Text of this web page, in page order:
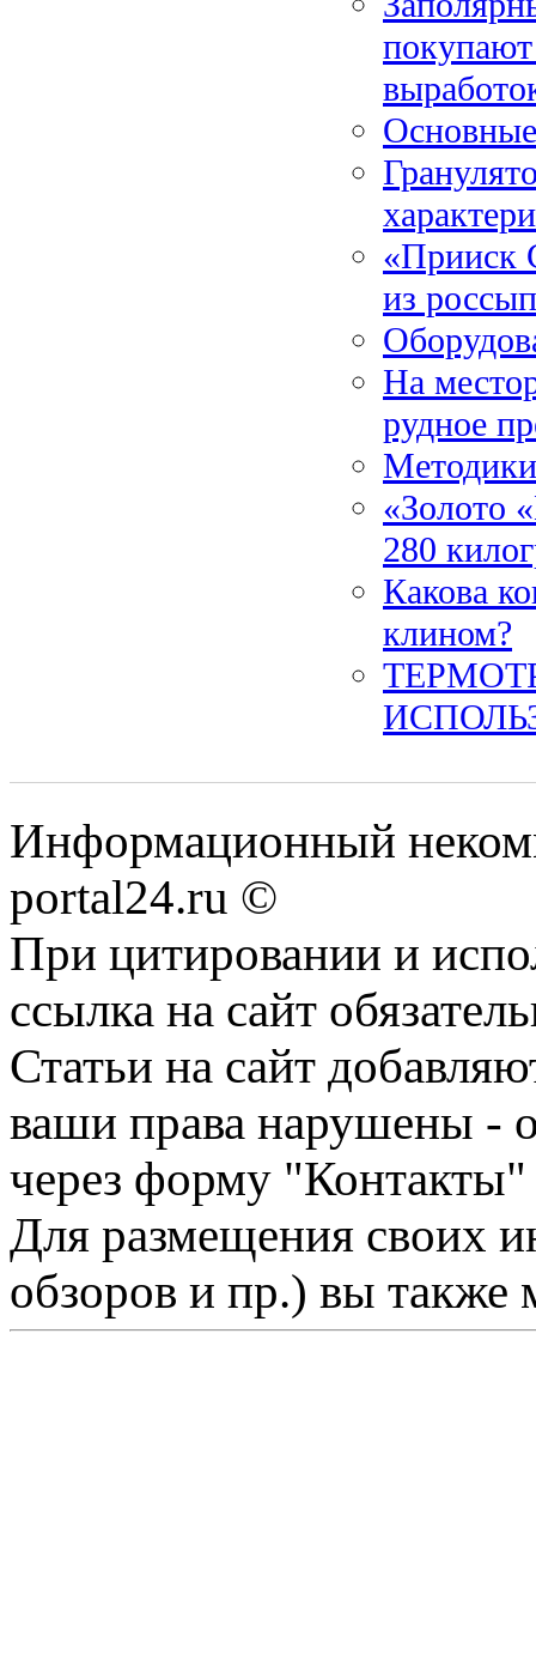
«Прииск
из
На
рудное
«Золото
280
Какова
клином?
Информационный
portal24.ru ©
При цитировании и
ссылка на сайт
Статьи на сайт
ваши права нарушены -
через форму "Контакты"
Для размещения своих
обзоров и пр.) вы также